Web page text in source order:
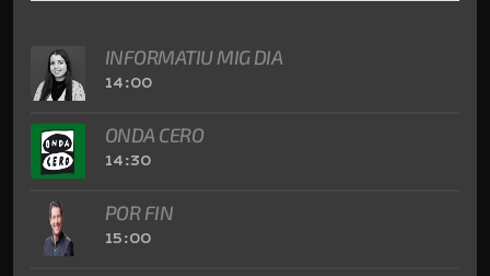
INFORMATIU MIG DIA
14:00
ONDA CERO
14:30
POR FIN
15:00